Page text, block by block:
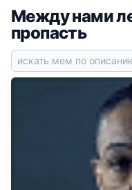
Между нами
пропасть